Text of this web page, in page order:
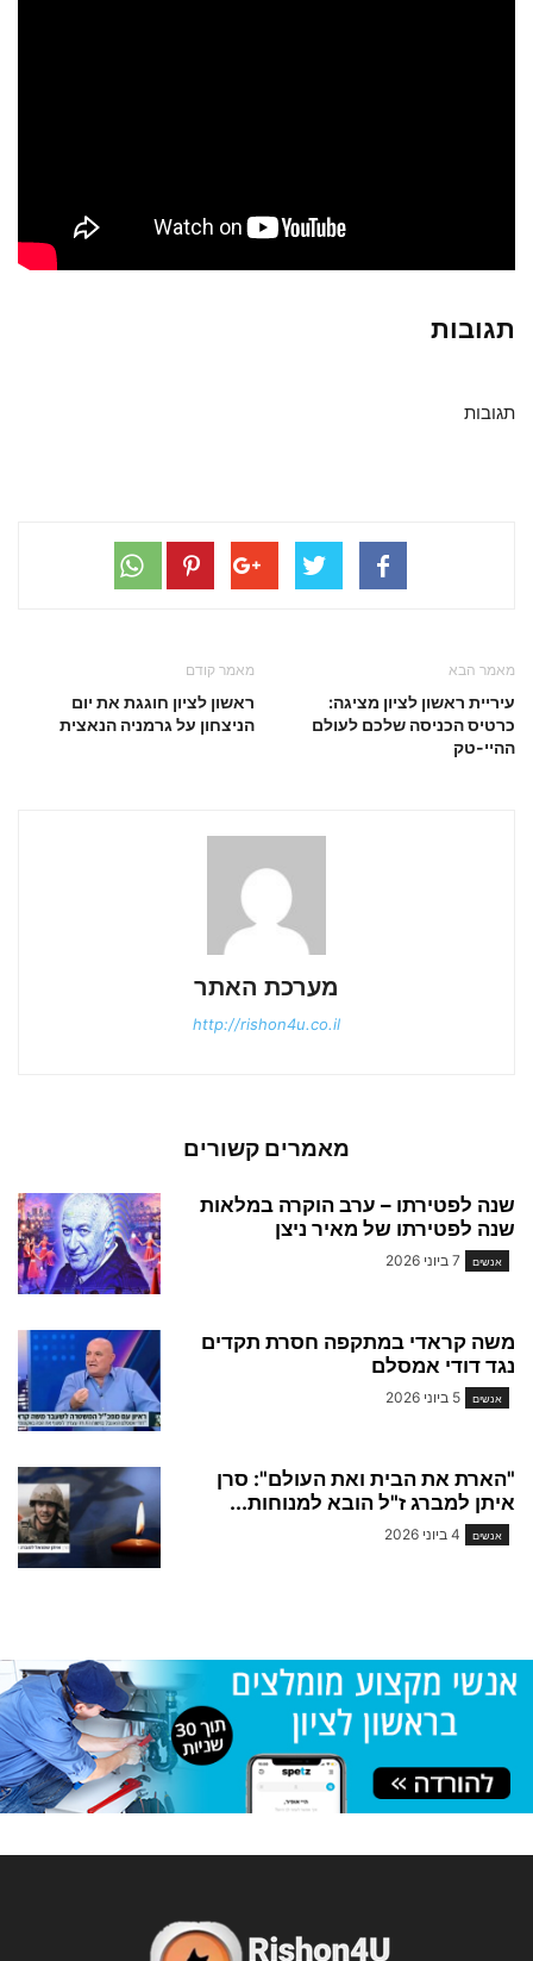
תגובות
תגובות
מאמר קודם
ראשון לציון חוגגת את יום
הניצחון על גרמניה הנאצית
מאמר הבא
עיריית ראשון לציון מציגה:
כרטיס הכניסה שלכם לעולם
ההיי-טק
מערכת האתר
http://rishon4u.co.il
מאמרים קשורים
שנה לפטירתו – ערב הוקרה במלאות
שנה לפטירתו של מאיר ניצן
אנשים 7 ביוני 2026
משה קראדי במתקפה חסרת תקדים
נגד דודי אמסלם
אנשים 5 ביוני 2026
"הארת את הבית ואת העולם": סרן
איתן למברג ז"ל הובא למנוחות...
אנשים 4 ביוני 2026